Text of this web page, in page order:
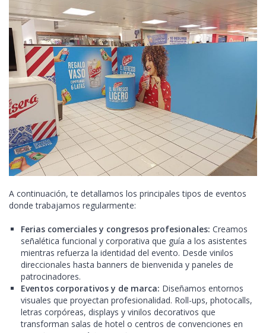
A continuación, te detallamos los principales tipos de eventos
donde trabajamos regularmente:
Ferias comerciales y congresos profesionales: Creamos
señalética funcional y corporativa que guía a los asistentes
mientras refuerza la identidad del evento. Desde vinilos
direccionales hasta banners de bienvenida y paneles de
patrocinadores.
Eventos corporativos y de marca: Diseñamos entornos
visuales que proyectan profesionalidad. Roll-ups, photocalls,
letras corpóreas, displays y vinilos decorativos que
transforman salas de hotel o centros de convenciones en